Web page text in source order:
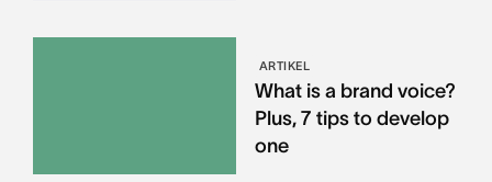
ARTIKEL
What is a brand voice?
Plus, 7 tips to develop
one